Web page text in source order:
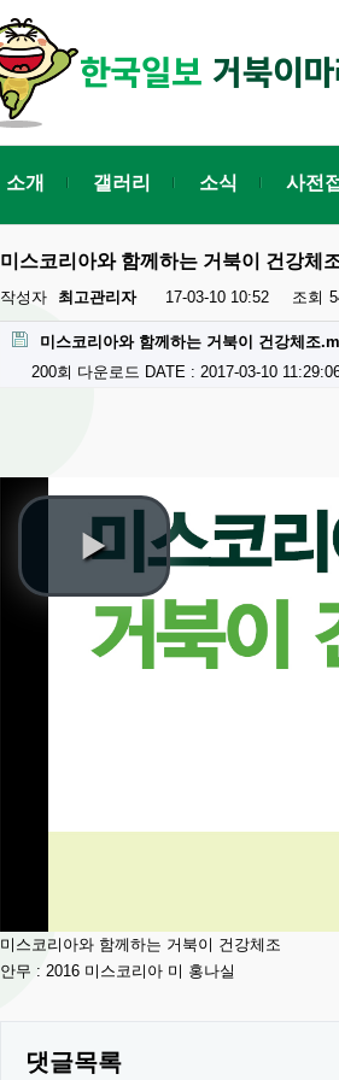
소개 갤러리 소식 사전
미스코리아와 함께하는 거북이 건강체
작성자 최고관리자 17-03-10 10:52 조회
미스코리아와 함께하는 거북이 건강체조
200회 다운로드 DATE : 2017-03-10
미스코리아와 함께하는 거북이 건강체조
안무 : 2016 미스코리아 미 홍나실
댓글목록